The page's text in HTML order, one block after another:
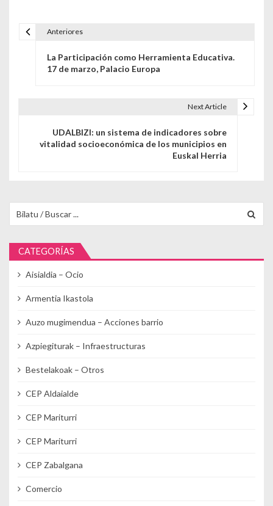
Anteriores
La Participación como Herramienta Educativa.
17 de marzo, Palacio Europa
Next Article
UDALBIZI: un sistema de indicadores sobre
vitalidad socioeconómica de los municipios en
Euskal Herria
CATEGORÍAS
Aisialdia – Ocio
Armentia Ikastola
Auzo mugimendua – Acciones barrio
Azpiegiturak – Infraestructuras
Bestelakoak – Otros
CEP Aldaialde
CEP Mariturri
CEP Mariturri
CEP Zabalgana
Comercio